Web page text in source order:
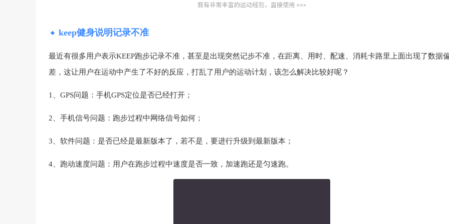
keep健身说明记录不准
最近有很多用户表示KEEP跑步记录不准，甚至是出现突然记步不准，在距离、用时、配速、消耗卡路里上面出现了数据
差，这让用户在运动中产生了不好的反应，打乱了用户的运动计划，该怎么解决比较好呢？
1、GPS问题：手机GPS定位是否已经打开；
2、手机信号问题：跑步过程中网络信号如何；
3、软件问题：是否已经是最新版本了，若不是，要进行升级到最新版本；
4、跑动速度问题：用户在跑步过程中速度是否一致，加速跑还是匀速跑。